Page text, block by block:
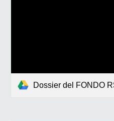
Dossier del FONDO